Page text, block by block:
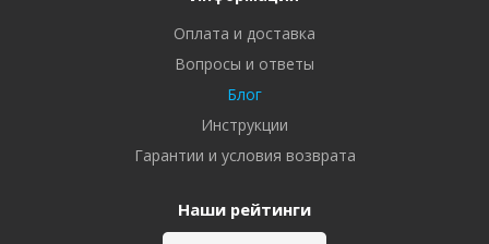
Оплата и доставка
Вопросы и ответы
Блог
Инструкции
Гарантии и условия возврата
Наши рейтинги